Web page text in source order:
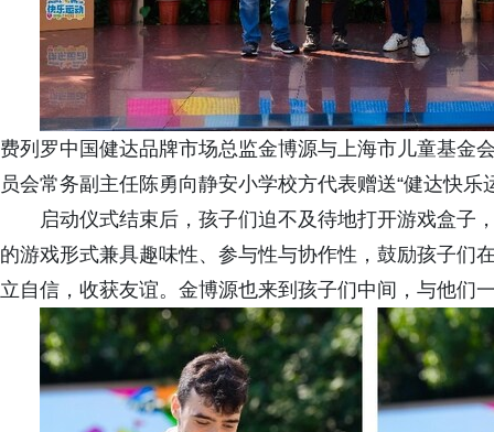
费列罗中国健达品牌市场总监金博源与上海市儿童基金
员会常务副主任陈勇向静安小学校方代表赠送“健达快乐
启动仪式结束后，孩子们迫不及待地打开游戏盒子
的游戏形式兼具趣味性、参与性与协作性，鼓励孩子们
立自信，收获友谊。金博源也来到孩子们中间，与他们